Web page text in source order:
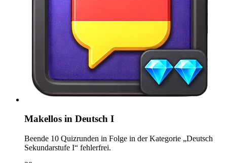
Makellos in Deutsch I
Beende 10 Quizrunden in Folge in der Kategorie „Deutsch
Sekundarstufe I“ fehlerfrei.